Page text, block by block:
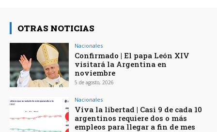
OTRAS NOTICIAS
Nacionales
Confirmado | El papa León XIV
visitará la Argentina en
noviembre
5 de agosto, 2026
Nacionales
Viva la libertad | Casi 9 de cada 10
argentinos requiere dos o más
empleos para llegar a fin de mes